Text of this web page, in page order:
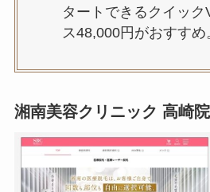
タートできるクイッ
ス48,000円がおすすめ
湘南美容クリニック 高崎